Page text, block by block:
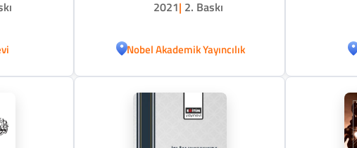
2021| 2. Baskı
Nobel Akademik Yayıncılık